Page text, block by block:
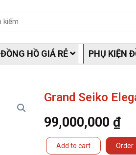
ĐỒNG HỒ GIÁ RẺ PHỤ KIỆN
Grand Seiko
99,000,000 ₫
GrandAdd to cart Order